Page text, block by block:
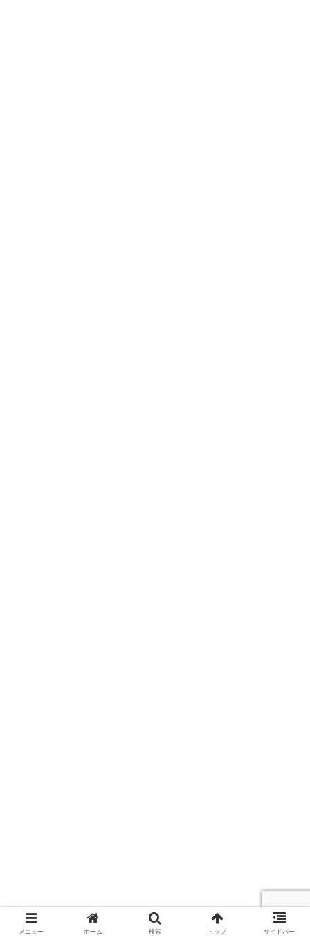
メニュー ホーム 検索 トップ サイドバー